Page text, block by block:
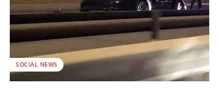
SOCIAL NEWS